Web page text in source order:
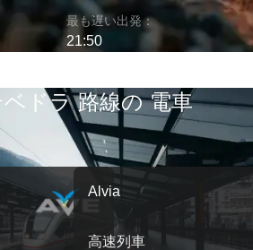
最も遅い出発：
21:50
ドラ 路線の 電車
Alvia
高速列車